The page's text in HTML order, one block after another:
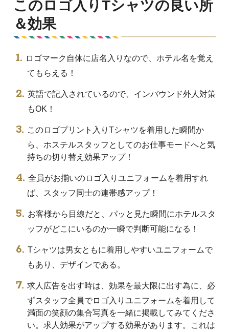
このロゴ入りTシャツの良い所
＆効果
ロゴマーク自体に店名入りなので、ホテル名を覚え
てもらえる！
英語で記入されているので、インバウンド外人対策
もOK！
このロゴプリント入りTシャツを着用した瞬間か
ら、ホステルスタッフとしてのお仕事モードへと気
持ちの切り替え効果アップ！
全員がお揃いのロゴ入りユニフォームを着用すれ
ば、スタッフ同士の連帯感アップ！
お客様から目線だと、パッと見た瞬間にホテルスタ
ッフがどこにいるのか一瞬で判断可能になる！
Tシャツは男女ともに着用しやすいユニフォームで
もあり、デザインである。
求人広告を出す時は、効果を最大限に出す為に、必
ずスタッフ全員でロゴ入りユニフォームを着用して
満面の笑顔の集合写真を一緒に掲載してみてくださ
い。求人効果がアップする効果があります。これは